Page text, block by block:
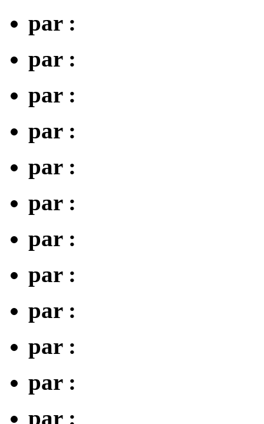
par :
par :
par :
par :
par :
par :
par :
par :
par :
par :
par :
par :